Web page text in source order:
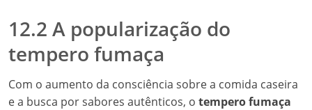
12.2 A popularização do
tempero fumaça
Com o aumento da consciência sobre a comida caseira
e a busca por sabores autênticos, o tempero fumaça